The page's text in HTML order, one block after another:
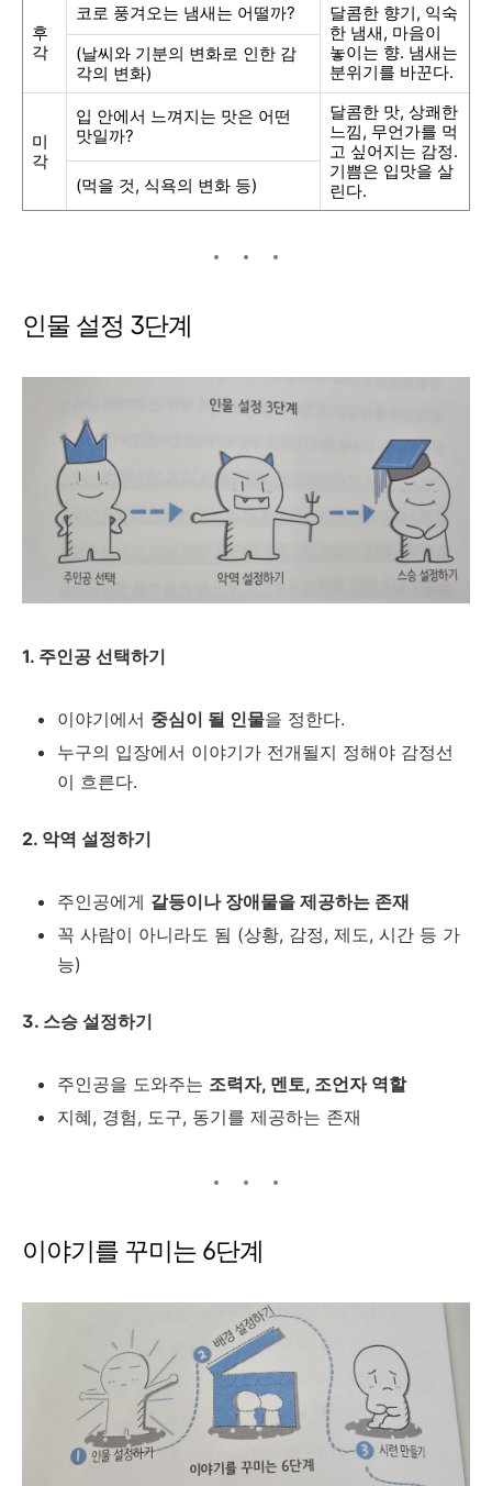
후
각
코로 풍겨오는 냄새는 어떨까? 달콤한 향기, 익숙
한 냄새, 마음이
놓이는 향. 냄새는
분위기를 바꾼다.
(날씨와 기분의 변화로 인한 감
각의 변화)
미
각
입 안에서 느껴지는 맛은 어떤
맛일까?
달콤한 맛, 상쾌한
느낌, 무언가를 먹
고 싶어지는 감정.
기쁨은 입맛을 살
린다.
(먹을 것, 식욕의 변화 등)
인물 설정 3단계
1. 주인공 선택하기
이야기에서 중심이 될 인물을 정한다.
누구의 입장에서 이야기가 전개될지 정해야 감정선
이 흐른다.
2. 악역 설정하기
주인공에게 갈등이나 장애물을 제공하는 존재
꼭 사람이 아니라도 됨 (상황, 감정, 제도, 시간 등 가
능)
3. 스승 설정하기
주인공을 도와주는 조력자, 멘토, 조언자 역할
지혜, 경험, 도구, 동기를 제공하는 존재
이야기를 꾸미는 6단계